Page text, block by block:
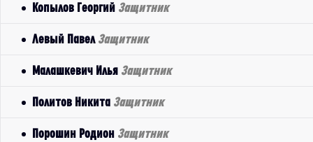
Копылов Георгий Защитник
Левый Павел Защитник
Малашкевич Илья Защитник
Политов Никита Защитник
Порошин Родион Защитник